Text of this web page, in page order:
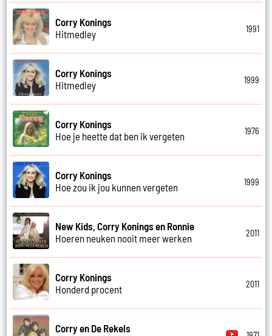
Corry Konings
Hitmedley
1991
Corry Konings
Hitmedley
1999
Corry Konings
Hoe je heette dat ben ik vergeten
1976
Corry Konings
Hoe zou ik jou kunnen vergeten
1999
New Kids, Corry Konings en Ronnie
Hoeren neuken nooit meer werken
2011
Corry Konings
Honderd procent
2011
Corry en De Rekels